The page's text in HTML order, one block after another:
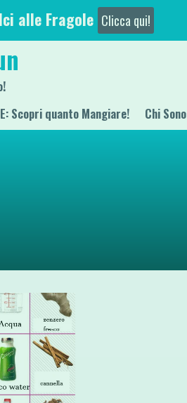
alle Fragole Clicca qui!
Scopri quanto Mangiare! Chi Sono